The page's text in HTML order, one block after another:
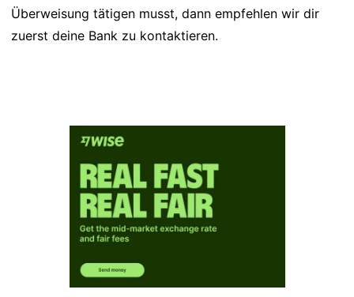
Überweisung tätigen musst, dann empfehlen wir dir
zuerst deine Bank zu kontaktieren.